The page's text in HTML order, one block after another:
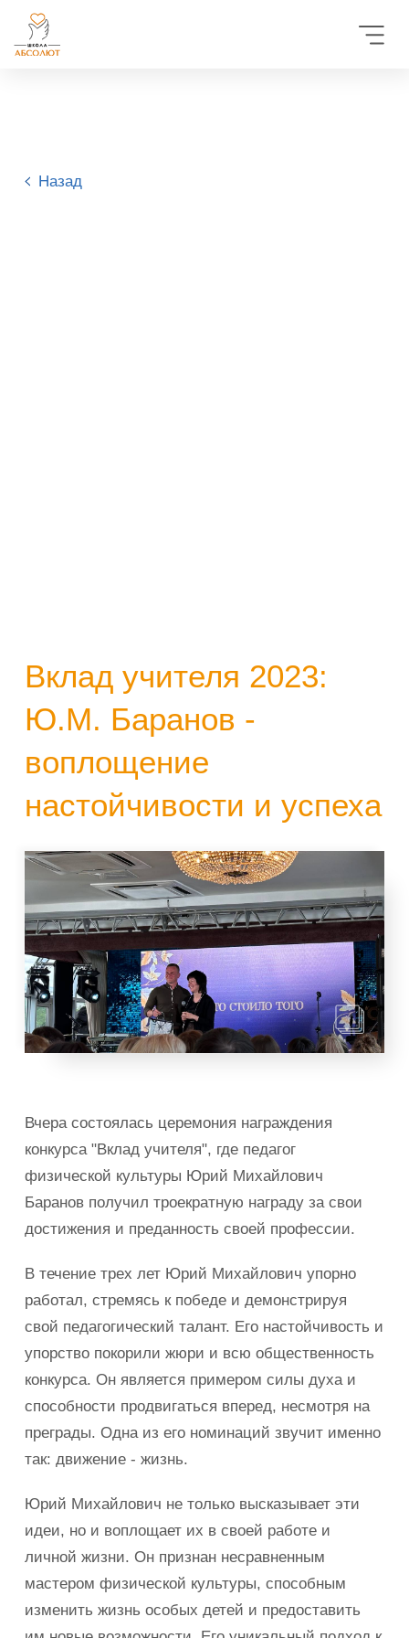
Назад
Вклад учителя 2023:
Ю.М. Баранов -
воплощение
настойчивости и успеха
Вчера состоялась церемония награждения
конкурса "Вклад учителя", где педагог
физической культуры Юрий Михайлович
Баранов получил троекратную награду за свои
достижения и преданность своей профессии.
В течение трех лет Юрий Михайлович упорно
работал, стремясь к победе и демонстрируя
свой педагогический талант. Его настойчивость и
упорство покорили жюри и всю общественность
конкурса. Он является примером силы духа и
способности продвигаться вперед, несмотря на
преграды. Одна из его номинаций звучит именно
так: движение - жизнь.
Юрий Михайлович не только высказывает эти
идеи, но и воплощает их в своей работе и
личной жизни. Он признан несравненным
мастером физической культуры, способным
изменить жизнь особых детей и предоставить